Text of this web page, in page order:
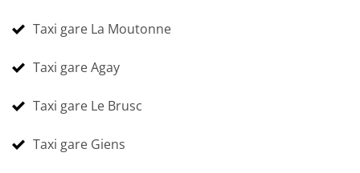
Taxi gare La Moutonne
Taxi gare Agay
Taxi gare Le Brusc
Taxi gare Giens